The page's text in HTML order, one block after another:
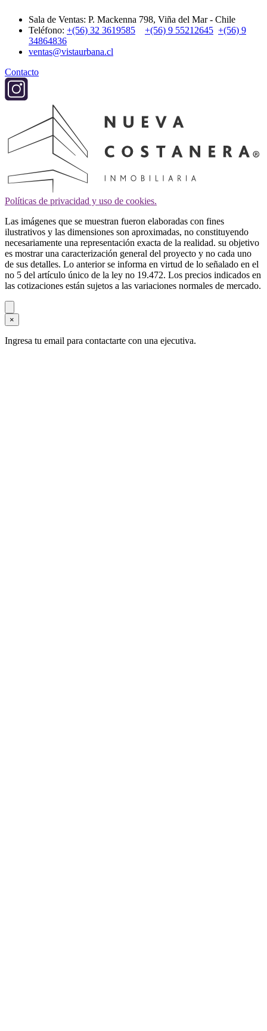
Sala de Ventas: P. Mackenna 798, Viña del Mar - Chile
Teléfono: +(56) 32 3619585 +(56) 9 55212645 +(56) 9
34864836
ventas@vistaurbana.cl
Contacto
Políticas de privacidad y uso de cookies.
Las imágenes que se muestran fueron elaboradas con fines
ilustrativos y las dimensiones son aproximadas, no constituyendo
necesariamente una representación exacta de la realidad. su objetivo
es mostrar una caracterización general del proyecto y no cada uno
de sus detalles. Lo anterior se informa en virtud de lo señalado en el
no 5 del artículo único de la ley no 19.472. Los precios indicados en
las cotizaciones están sujetos a las variaciones normales de mercado.
×
Ingresa tu email para contactarte con una ejecutiva.